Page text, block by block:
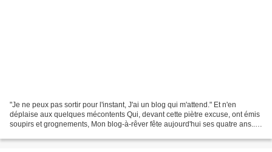
"Je ne peux pas sortir pour l'instant, J'ai un blog qui m'attend." Et n'en
déplaise aux quelques mécontents Qui, devant cette piètre excuse, ont émis
soupirs et grognements, Mon blog-à-rêver fête aujourd'hui ses quatre ans...